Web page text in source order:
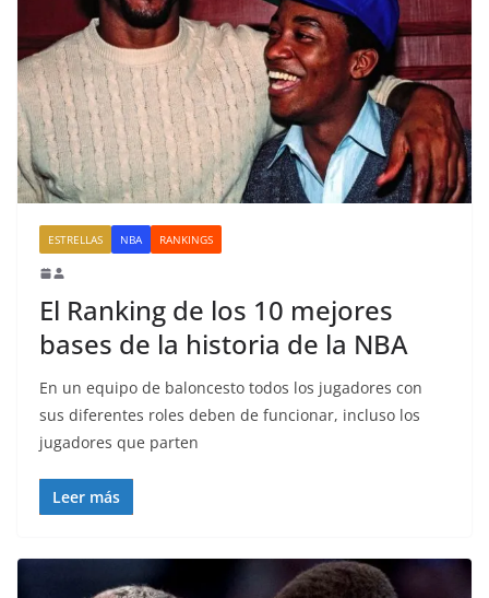
ESTRELLAS NBA RANKINGS
El Ranking de los 10 mejores
bases de la historia de la NBA
En un equipo de baloncesto todos los jugadores con
sus diferentes roles deben de funcionar, incluso los
jugadores que parten
Leer más